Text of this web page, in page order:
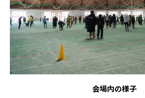
会場内の様子